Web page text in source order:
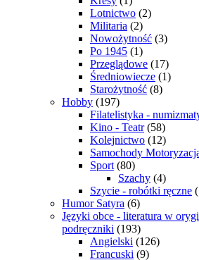
Lotnictwo (2)
Militaria (2)
Nowożytność (3)
Po 1945 (1)
Przeglądowe (17)
Średniowiecze (1)
Starożytność (8)
Hobby (197)
Filatelistyka -
Kino - Teatr (58)
Kolejnictwo (12)
Samochody
Sport (80)
Szachy (4)
Szycie - robótki ręczne
Humor Satyra (6)
Języki obce - literatura w
podręczniki (193)
Angielski (126)
Francuski (9)